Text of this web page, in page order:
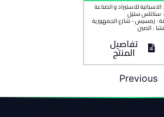
للاستيراد و الصناعة
ستانلس ستيل
: رمسيس - شارع الجمهورية
:الصين
تفاصيل
المنتج
Previous